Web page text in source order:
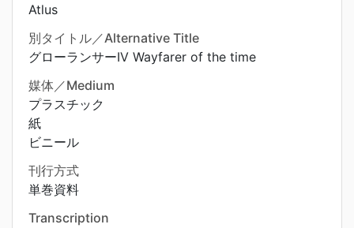
Atlus
別タイトル／Alternative Title
グローランサーIV Wayfarer of the time
媒体／Medium
プラスチック
紙
ビニール
刊行方式
単巻資料
Transcription